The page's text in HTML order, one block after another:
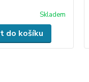
Skladem
do košíku